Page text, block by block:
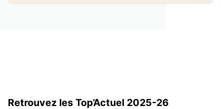
Retrouvez les Top’Actuel 2025-26